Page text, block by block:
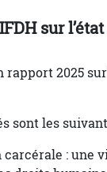
sur
rapport 2025
sont les
: une